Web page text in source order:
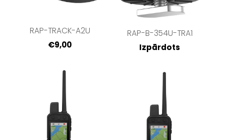
RAP-TRACK-A2U
€9,00
RAP-B-354U-TRA1
Izpārdots